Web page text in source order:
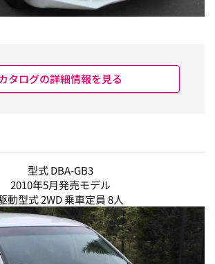
タログの詳細情報を見る
型式 DBA-GB3
2010年5月発売モデル
動型式 2WD 乗車定員 8人